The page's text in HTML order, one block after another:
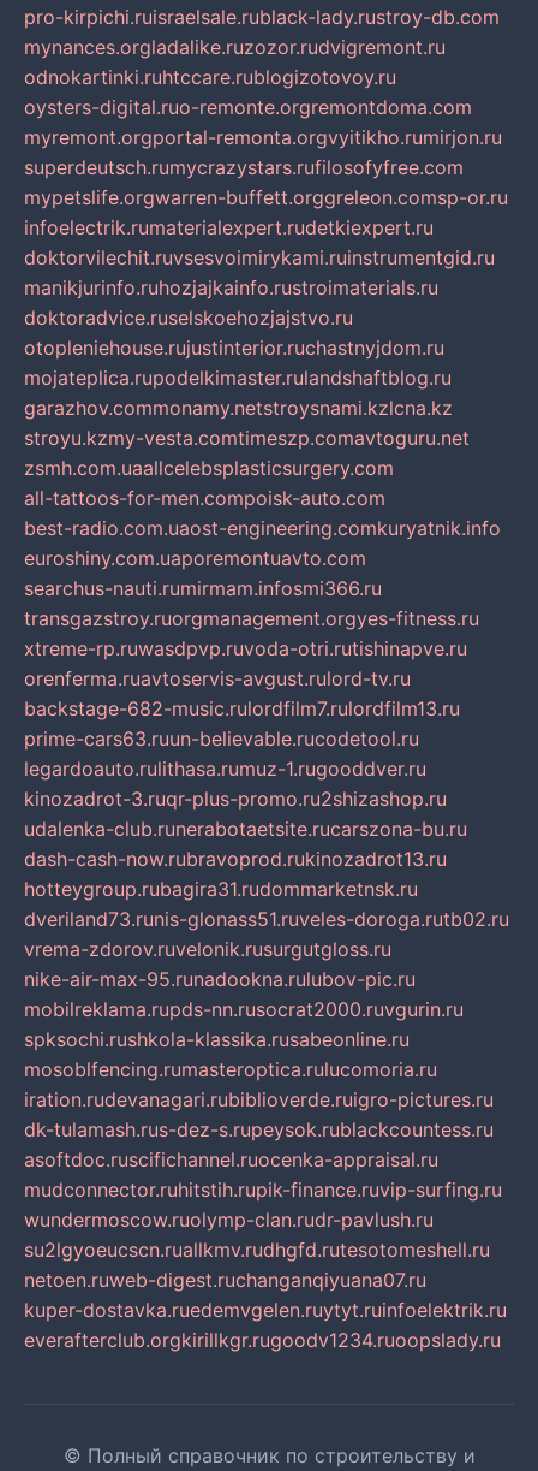
pro-kirpichi.ruisraelsale.rublack-lady.rustroy-db.com
mynances.orgladalike.ruzozor.rudvigremont.ru
odnokartinki.ruhtccare.rublogizotovoy.ru
oysters-digital.ruo-remonte.orgremontdoma.com
myremont.orgportal-remonta.orgvyitikho.rumirjon.ru
superdeutsch.rumycrazystars.rufilosofyfree.com
mypetslife.orgwarren-buffett.orggreleon.comsp-or.ru
infoelectrik.rumaterialexpert.rudetkiexpert.ru
doktorvilechit.ruvsesvoimirykami.ruinstrumentgid.ru
manikjurinfo.ruhozjajkainfo.rustroimaterials.ru
doktoradvice.ruselskoehozjajstvo.ru
otopleniehouse.rujustinterior.ruchastnyjdom.ru
mojateplica.rupodelkimaster.rulandshaftblog.ru
garazhov.commonamy.netstroysnami.kzlcna.kz
stroyu.kzmy-vesta.comtimeszp.comavtoguru.net
zsmh.com.uaallcelebsplasticsurgery.com
all-tattoos-for-men.compoisk-auto.com
best-radio.com.uaost-engineering.comkuryatnik.info
euroshiny.com.uaporemontuavto.com
searchus-nauti.rumirmam.infosmi366.ru
transgazstroy.ruorgmanagement.orgyes-fitness.ru
xtreme-rp.ruwasdpvp.ruvoda-otri.rutishinapve.ru
orenferma.ruavtoservis-avgust.rulord-tv.ru
backstage-682-music.rulordfilm7.rulordfilm13.ru
prime-cars63.ruun-believable.rucodetool.ru
legardoauto.rulithasa.rumuz-1.rugooddver.ru
kinozadrot-3.ruqr-plus-promo.ru2shizashop.ru
udalenka-club.runerabotaetsite.rucarszona-bu.ru
dash-cash-now.rubravoprod.rukinozadrot13.ru
hotteygroup.rubagira31.rudommarketnsk.ru
dveriland73.runis-glonass51.ruveles-doroga.rutb02.ru
vrema-zdorov.ruvelonik.rusurgutgloss.ru
nike-air-max-95.runadookna.rulubov-pic.ru
mobilreklama.rupds-nn.rusocrat2000.ruvgurin.ru
spksochi.rushkola-klassika.rusabeonline.ru
mosoblfencing.rumasteroptica.rulucomoria.ru
iration.rudevanagari.rubiblioverde.ruigro-pictures.ru
dk-tulamash.rus-dez-s.rupeysok.rublackcountess.ru
asoftdoc.ruscifichannel.ruocenka-appraisal.ru
mudconnector.ruhitstih.rupik-finance.ruvip-surfing.ru
wundermoscow.ruolymp-clan.rudr-pavlush.ru
su2lgyoeucscn.ruallkmv.rudhgfd.rutesotomeshell.ru
netoen.ruweb-digest.ruchanganqiyuana07.ru
kuper-dostavka.ruedemvgelen.ruytyt.ruinfoelektrik.ru
everafterclub.orgkirillkgr.rugoodv1234.ruoopslady.ru
© Полный справочник по строительству и